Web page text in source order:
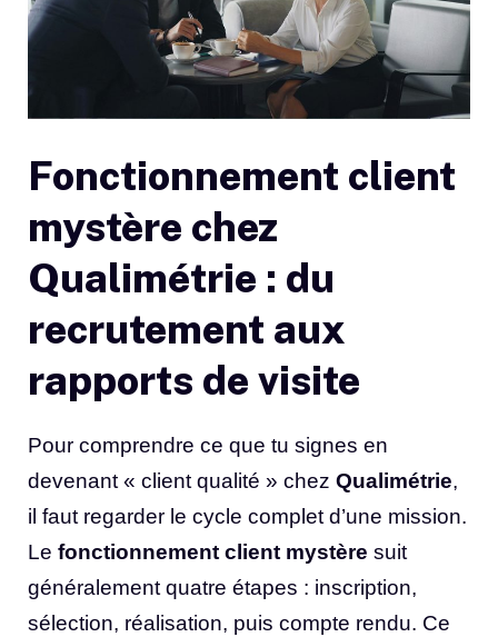
Fonctionnement client
mystère chez
Qualimétrie : du
recrutement aux
rapports de visite
Pour comprendre ce que tu signes en
devenant « client qualité » chez Qualimétrie,
il faut regarder le cycle complet d’une mission.
Le fonctionnement client mystère suit
généralement quatre étapes : inscription,
sélection, réalisation, puis compte rendu. Ce